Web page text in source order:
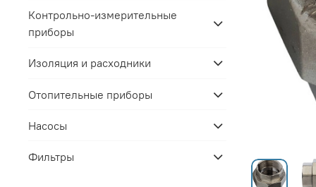
Контрольно-измерительные
приборы
Изоляция и расходники
Отопительные приборы
Насосы
Фильтры